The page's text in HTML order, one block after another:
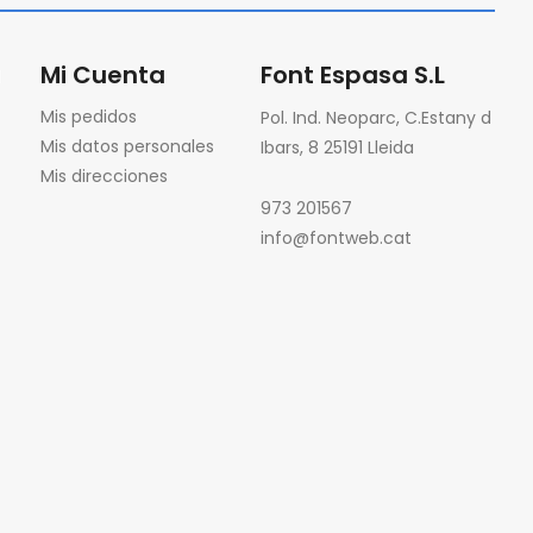
Mi Cuenta
Mis pedidos
Mis datos personales
Mis direcciones
Font Espasa S.L
Pol. Ind. Neoparc, C.Estany d
Ibars, 8 25191 Lleida
973 201567
info@fontweb.cat